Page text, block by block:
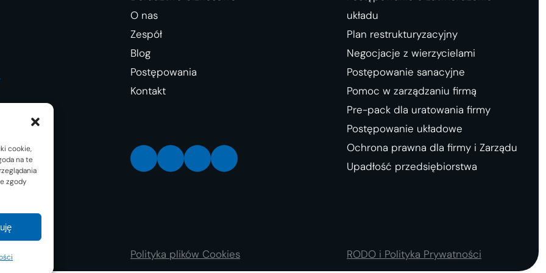
cookie,
na te
zgody
O nas
Zespół
Blog
Postępowania
Kontakt
LinkedInFacebookInstagram
układu
Plan restrukturyzacyjny
Negocjacje z wierzycielami
Postępowanie sanacyjne
Pomoc w zarządzaniu firmą
Pre-pack dla uratowania firmy
Postępowanie układowe
Ochrona prawna dla firmy i Zarządu
Upadłość przedsiębiorstwa
Polityka plików Cookies RODO i Polityka Prywatności